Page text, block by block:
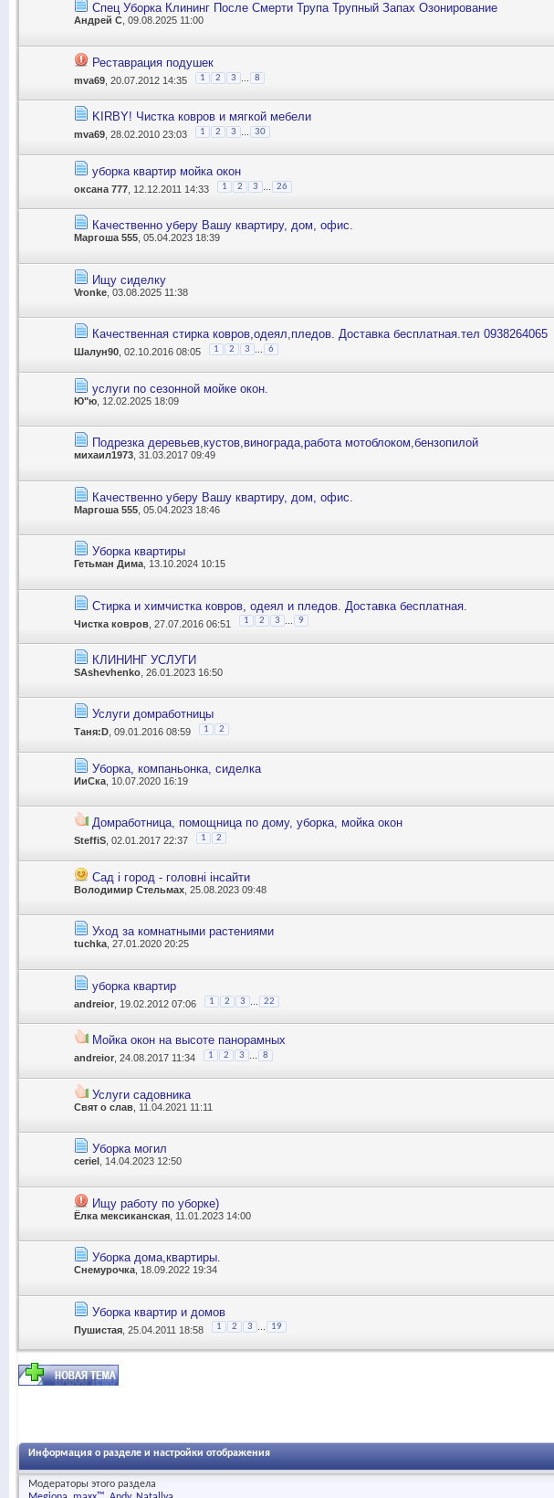
Спец Уборка Клининг После Смерти Трупа Трупный Запах Озонирование
Андрей С , 09.08.2025 11:00
Реставрация подушек
mva69 , 20.07.2012 14:35 1 2 3 8
KIRBY! Чистка ковров и мягкой мебели
mva69 , 28.02.2010 23:03 1 2 3 30
уборка квартир мойка окон
оксана 777 , 12.12.2011 14:33 1 2 3 26
Качественно уберу Вашу квартиру, дом, офис.
Маргоша 555 , 05.04.2023 18:39
Ищу сиделку
Vronke , 03.08.2025 11:38
Качественная стирка ковров,одеял,пледов. Доставка бесплатная.тел 0938264065
Шалун90 , 02.10.2016 08:05 1 2 3 6
услуги по сезонной мойке окон.
Ю"ю , 12.02.2025 18:09
Подрезка деревьев,кустов,винограда,работа мотоблоком,бензопилой
михаил1973 , 31.03.2017 09:49
Качественно уберу Вашу квартиру, дом, офис.
Маргоша 555 , 05.04.2023 18:46
Уборка квартиры
Гетьман Дима , 13.10.2024 10:15
Стирка и химчистка ковров, одеял и пледов. Доставка бесплатная.
Чистка ковров , 27.07.2016 06:51 1 2 3 9
КЛИНИНГ УСЛУГИ
SAshevhenko , 26.01.2023 16:50
Услуги домработницы
Таня:D , 09.01.2016 08:59 1 2
Уборка, компаньонка, сиделка
ИиСка , 10.07.2020 16:19
Домработница, помощница по дому, уборка, мойка окон
SteffiS , 02.01.2017 22:37 1 2
Сад і город - головні інсайти
Володимир Стельмах , 25.08.2023 09:48
Уход за комнатными растениями
tuchka , 27.01.2020 20:25
уборка квартир
andreior , 19.02.2012 07:06 1 2 3 22
Мойка окон на высоте панорамных
andreior , 24.08.2017 11:34 1 2 3 8
Услуги садовника
Свят о слав , 11.04.2021 11:11
Уборка могил
ceriel , 14.04.2023 12:50
Ищу работу по уборке)
Ёлка мексиканская , 11.01.2023 14:00
Уборка дома,квартиры.
Снемурочка , 18.09.2022 19:34
Уборка квартир и домов
Пушистая , 25.04.2011 18:58 1 2 3 19
Информация о разделе и настройки отображения
Модераторы этого раздела